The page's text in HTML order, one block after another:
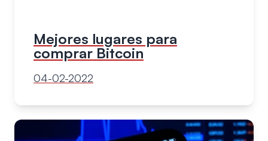
Mejores lugares para
comprar Bitcoin
04-02-2022